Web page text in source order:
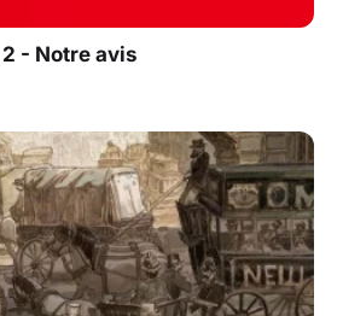
- Notre avis